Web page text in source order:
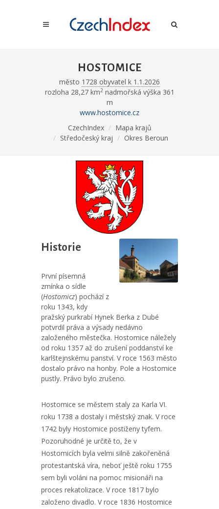
HOSTOMICE
město 1728 obyvatel k 1.1.2026
rozloha 28,27 km2nadmořská výška 361
m
www.hostomice.cz
CzechIndex
Mapa krajů
Středočeský kraj
Okres Beroun
Historie
První písemná
zmínka o sídle
(Hostomicz) pochází z
roku 1343, kdy
pražský purkrabí Hynek Berka z Dubé
potvrdil práva a výsady nedávno
založeného městečka. Hostomice náležely
od roku 1357 až do zrušení poddanství ke
karlštejnskému panství. V roce 1563 město
dostalo právo na honby. Pole a Hostomice
pustly. Právo bylo zrušeno.
Hostomice se městem staly za Karla VI.
roku 1738 a dostaly i městský znak. V roce
1742 byly Hostomice postiženy tyfem.
Pozoruhodné je určitě to, že v
Hostomicích byla velmi silně zakořeněná
protestantská víra, neboť ještě roku 1755
sem byli voláni na pomoc misionáři na
proces rekatolizace. V roce 1817 bylo
založeno divadlo. V roce 1836 Hostomice